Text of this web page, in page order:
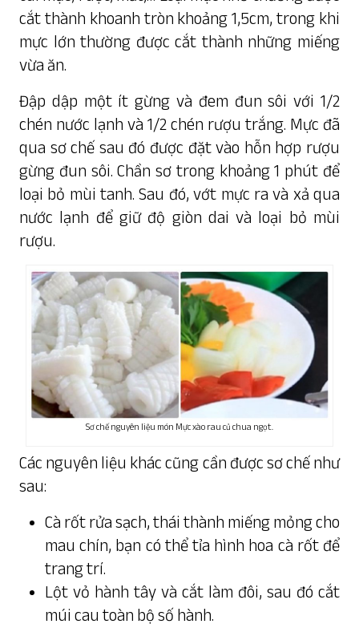
cắt thành khoanh tròn khoảng 1,5cm, trong khi
mực lớn thường được cắt thành những miếng
vừa ăn.
Đập dập một ít gừng và đem đun sôi với 1/2
chén nước lạnh và 1/2 chén rượu trắng. Mực đã
qua sơ chế sau đó được đặt vào hỗn hợp rượu
gừng đun sôi. Chần sơ trong khoảng 1 phút để
loại bỏ mùi tanh. Sau đó, vớt mực ra và xả qua
nước lạnh để giữ độ giòn dai và loại bỏ mùi
rượu.
Sơ chế nguyên liệu món Mực xào rau củ chua ngọt.
Các nguyên liệu khác cũng cần được sơ chế như
sau:
Cà rốt rửa sạch, thái thành miếng mỏng cho
mau chín, bạn có thể tỉa hình hoa cà rốt để
trang trí.
Lột vỏ hành tây và cắt làm đôi, sau đó cắt
múi cau toàn bộ số hành.